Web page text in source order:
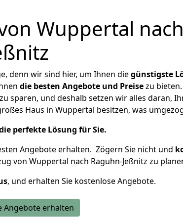
Wuppertal
denn wir sind hier, um Ihnen diegünstigste
die besten Angebote und Preisezu bieten.
sparen, und deshalb setzen wir alles daran,
Haus in Wuppertal besitzen, was
perfekte Lösung für Sie.
Angebote erhalten. Zögern Sie nicht und
von Wuppertal nach Raguhn-Jeßnitz zu
, und erhalten Sie kostenlose Angebote.
Angebote erhalten